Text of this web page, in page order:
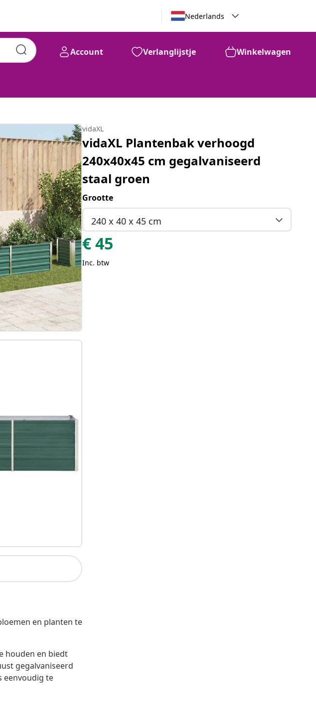
Nederlands
Account Verlanglijstje Winkelwagen
en planten te
houden en biedt
gegalvaniseerd
eenvoudig te
vidaXL
vidaXL Plantenbak verhoogd
240x40x45 cm gegalvaniseerd
staal groen
Grootte
240 x 40 x 45 cm
€45
Inc. btw